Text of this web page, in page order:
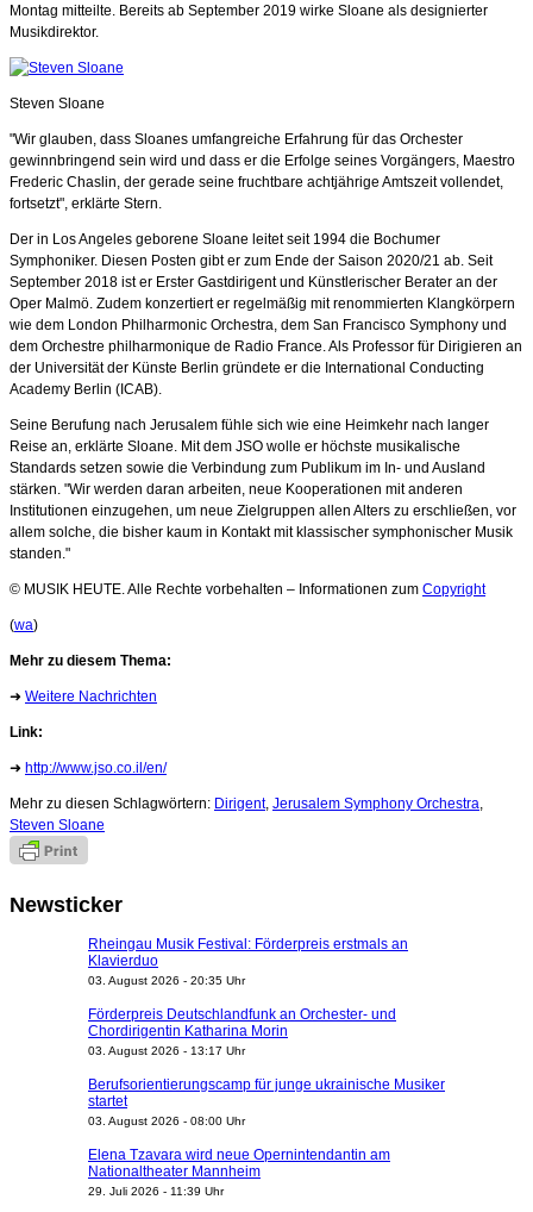
Montag mitteilte. Bereits ab September 2019 wirke Sloane als designierter
Musikdirektor.
Steven Sloane
"Wir glauben, dass Sloanes umfangreiche Erfahrung für das Orchester
gewinnbringend sein wird und dass er die Erfolge seines Vorgängers, Maestro
Frederic Chaslin, der gerade seine fruchtbare achtjährige Amtszeit vollendet,
fortsetzt", erklärte Stern.
Der in Los Angeles geborene Sloane leitet seit 1994 die Bochumer
Symphoniker. Diesen Posten gibt er zum Ende der Saison 2020/21 ab. Seit
September 2018 ist er Erster Gastdirigent und Künstlerischer Berater an der
Oper Malmö. Zudem konzertiert er regelmäßig mit renommierten Klangkörpern
wie dem London Philharmonic Orchestra, dem San Francisco Symphony und
dem Orchestre philharmonique de Radio France. Als Professor für Dirigieren an
der Universität der Künste Berlin gründete er die International Conducting
Academy Berlin (ICAB).
Seine Berufung nach Jerusalem fühle sich wie eine Heimkehr nach langer
Reise an, erklärte Sloane. Mit dem JSO wolle er höchste musikalische
Standards setzen sowie die Verbindung zum Publikum im In- und Ausland
stärken. "Wir werden daran arbeiten, neue Kooperationen mit anderen
Institutionen einzugehen, um neue Zielgruppen allen Alters zu erschließen, vor
allem solche, die bisher kaum in Kontakt mit klassischer symphonischer Musik
standen."
© MUSIK HEUTE. Alle Rechte vorbehalten – Informationen zum Copyright
(wa)
Mehr zu diesem Thema:
➜ Weitere Nachrichten
Link:
➜ http://www.jso.co.il/en/
Mehr zu diesen Schlagwörtern: Dirigent, Jerusalem Symphony Orchestra,
Steven Sloane
Newsticker
Rheingau Musik Festival: Förderpreis erstmals an
Klavierduo
03. August 2026 - 20:35 Uhr
Förderpreis Deutschlandfunk an Orchester- und
Chordirigentin Katharina Morin
03. August 2026 - 13:17 Uhr
Berufsorientierungscamp für junge ukrainische Musiker
startet
03. August 2026 - 08:00 Uhr
Elena Tzavara wird neue Opernintendantin am
Nationaltheater Mannheim
29. Juli 2026 - 11:39 Uhr